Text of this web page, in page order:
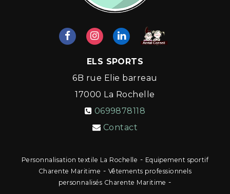
ELS SPORTS
6B rue Elie barreau
17000 La Rochelle
0699878118
Contact
Personnalisation textile La Rochelle - Equipement sportif
Charente Maritime - Vêtements professionnels
personnalisés Charente Maritime -